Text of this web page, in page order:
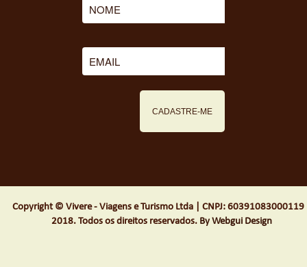
Copyright © Vivere - Viagens e Turismo Ltda | CNPJ:
2018. Todos os direitos reservados. By Webgui Design